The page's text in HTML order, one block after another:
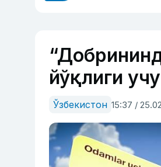
йўқлиги
Ўзбекистон 15:37 /